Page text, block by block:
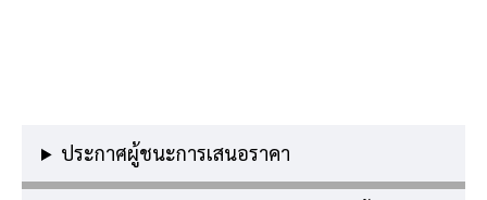
ประกาศผู้ชนะการเสนอราคา